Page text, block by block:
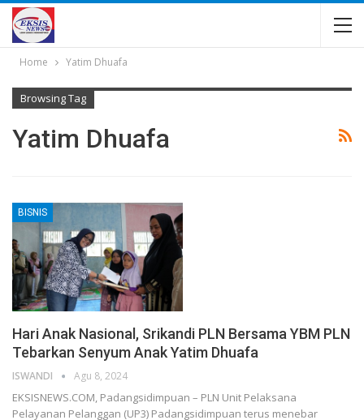
Home Yatim Dhuafa
Browsing Tag
Yatim Dhuafa
BISNIS
Hari Anak Nasional, Srikandi PLN Bersama YBM PLN
Tebarkan Senyum Anak Yatim Dhuafa
ISWANDI Agu 8, 2024
EKSISNEWS.COM, Padangsidimpuan – PLN Unit Pelaksana
Pelayanan Pelanggan (UP3) Padangsidimpuan terus menebar